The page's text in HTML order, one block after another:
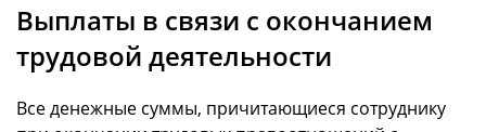
Выплаты в связи с окончанием
трудовой деятельности
Все денежные суммы, причитающиеся сотруднику